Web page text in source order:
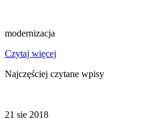
modernizacja
Czytaj więcej
Najczęściej czytane wpisy
21 sie 2018